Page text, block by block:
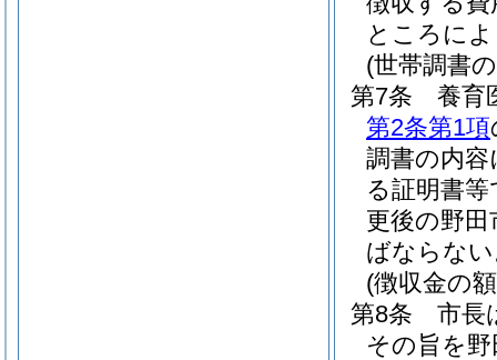
ところに
(世帯調書
第7条
養育
第2条第1項
調書の内
る証明書
更後の野
ばならな
(徴収金の
第8条
市長
その旨を